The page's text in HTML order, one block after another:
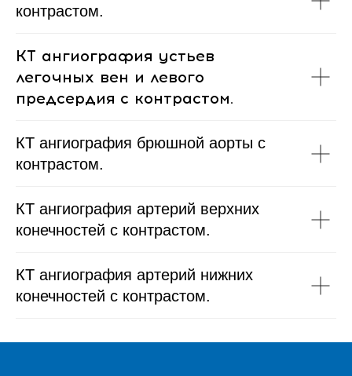
контрастом.
КТ ангиография устьев
легочных вен и левого
предсердия с контрастом.
КТ ангиография брюшной аорты с
контрастом.
КТ ангиография артерий верхних
конечностей с контрастом.
КТ ангиография артерий нижних
конечностей с контрастом.